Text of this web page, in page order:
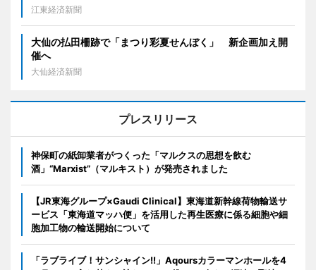
江東経済新聞
大仙の払田柵跡で「まつり彩夏せんぼく」 新企画加え開
催へ
大仙経済新聞
プレスリリース
神保町の紙卸業者がつくった「マルクスの思想を飲む
酒」“Marxist”（マルキスト）が発売されました
【JR東海グループ×Gaudi Clinical】東海道新幹線荷物輸送サ
ービス「東海道マッハ便」を活用した再生医療に係る細胞や細
胞加工物の輸送開始について
「ラブライブ！サンシャイン!!」Aqoursカラーマンホールを4